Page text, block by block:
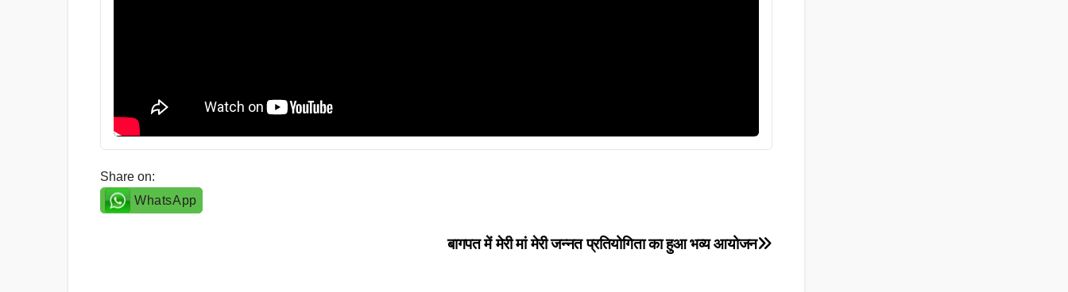
Share on:
WhatsApp
बागपत में मेरी मां मेरी जन्नत प्रतियोगिता का हुआ भव्य आयोजन